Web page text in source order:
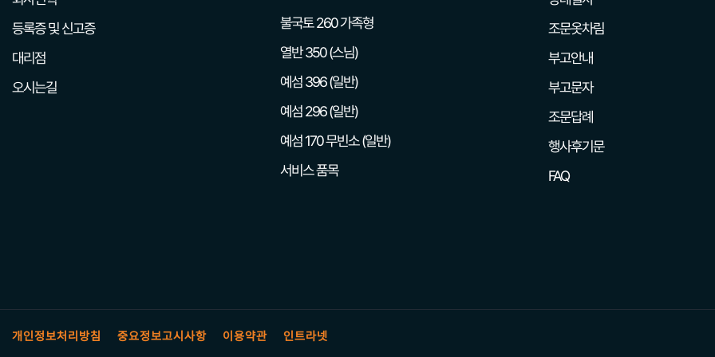
등록증 및 신고증
대리점
오시는길
불국토 260 가족형
열반 350 (스님)
예섬 396 (일반)
예섬 296 (일반)
예섬 170 무빈소 (일반)
서비스 품목
조문옷차림
부고안내
부고문자
조문답례
행사후기문
FAQ
개인정보처리방침 중요정보고시사항 이용약관 인트라넷